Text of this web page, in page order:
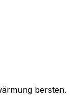
bersten.